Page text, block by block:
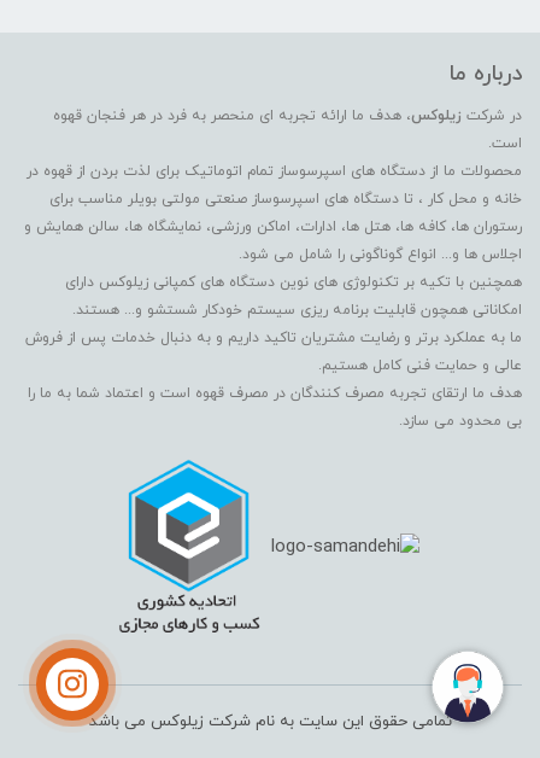
درباره ما
در شرکت زیلوکس، هدف ما ارائه تجربه ای منحصر به فرد در هر فنجان قهوه
است.
محصولات ما از دستگاه های اسپرسوساز تمام اتوماتیک برای لذت بردن از قهوه در
خانه و محل کار ، تا دستگاه های اسپرسوساز صنعتی مولتی بویلر مناسب برای
رستوران ها، کافه ها، هتل ها، ادارات، اماکن ورزشی، نمایشگاه ها، سالن همایش و
اجلاس ها و... انواع گوناگونی را شامل می شود.
همچنین با تکیه بر تکنولوژی های نوین دستگاه های کمپانی زیلوکس دارای
امکاناتی همچون قابلیت برنامه ریزی سیستم خودکار شستشو و... هستند.
ما به عملکرد برتر و رضایت مشتریان تاکید داریم و به دنبال خدمات پس از فروش
عالی و حمایت فنی کامل هستیم.
هدف ما ارتقای تجربه مصرف کنندگان در مصرف قهوه است و اعتماد شما به ما را
بی محدود می سازد.
تمامی حقوق این سایت به نام شرکت زیلوکس می باشد